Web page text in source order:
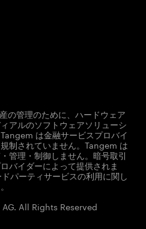
の管理のために、ハードウェア
アルのソフトウェアソリューシ
は金融サービスプロバイ
制されていません。Tangem は
管理・制御しません。暗号取引
バイダーによって提供されま
パーティサービスの利用に関し